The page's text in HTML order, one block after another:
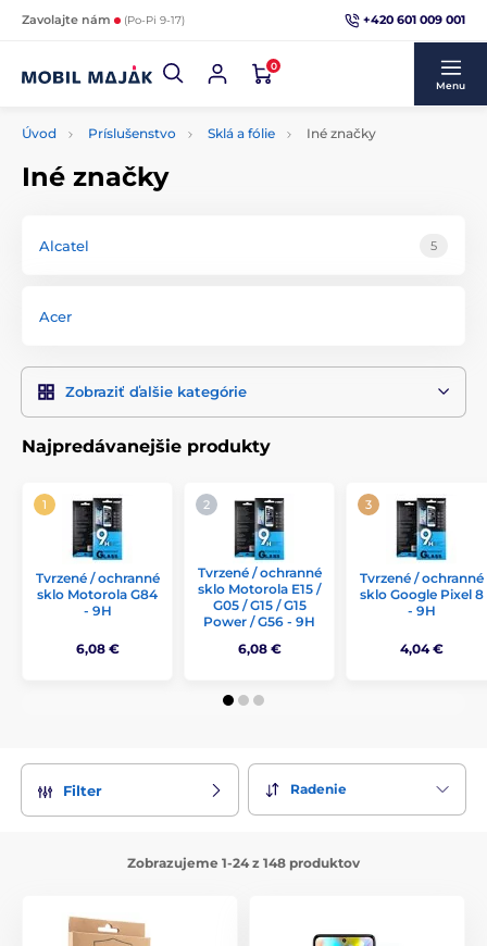
Zavolajte nám (Po-Pi 9-17) +420 601 009 001
0
Menu
Úvod Príslušenstvo Sklá a fólie Iné značky
Iné značky
Alcatel 5
Acer
Zobraziť ďalšie kategórie
Najpredávanejšie produkty
Tvrzené / ochranné
sklo Motorola G84
- 9H
6,08 €
Tvrzené / ochranné
sklo Motorola E15 /
G05 / G15 / G15
Power / G56 - 9H
6,08 €
Tvrzené / ochranné
sklo Google Pixel 8
- 9H
4,04 €
Filter Radenie
Zobrazujeme 1-24 z 148 produktov